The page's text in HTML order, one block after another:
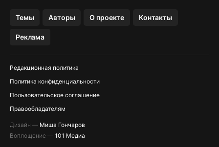
Темы Авторы О проекте Контакты
Реклама
Редакционная политика
Политика конфиденциальности
Пользовательское соглашение
Правообладателям
Дизайн — Миша Гончаров
Воплощение — 101 Медиа